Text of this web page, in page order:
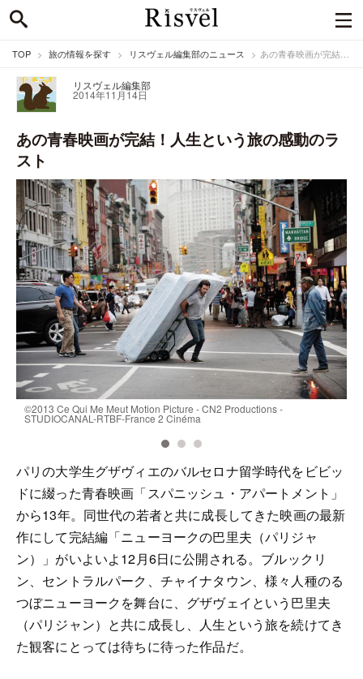
TOP 旅の情報を探す リスヴェル編集部のニュース あの青春映画が完結！人生という旅の感動のラスト
リスヴェル編集部
2014年11月14日
あの青春映画が完結！人生という旅の感動のラ
スト
©2013 Ce Qui Me Meut Motion Picture - CN2 Productions -
STUDIOCANAL-RTBF-France 2 Cinéma
パリの大学生グザヴィエのバルセロナ留学時代をビビッ
ドに綴った青春映画「スパニッシュ・アパートメント」
から13年。同世代の若者と共に成長してきた映画の最新
作にして完結編「ニューヨークの巴里夫（パリジャ
ン）」がいよいよ12月6日に公開される。ブルックリ
ン、セントラルパーク、チャイナタウン、様々人種のる
つぼニューヨークを舞台に、グザヴェイという巴里夫
（パリジャン）と共に成長し、人生という旅を続けてき
た観客にとっては待ちに待った作品だ。